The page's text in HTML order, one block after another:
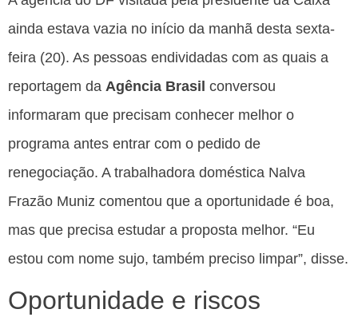
ainda estava vazia no início da manhã desta sexta-
feira (20). As pessoas endividadas com as quais a
reportagem da Agência Brasil conversou
informaram que precisam conhecer melhor o
programa antes entrar com o pedido de
renegociação. A trabalhadora doméstica Nalva
Frazão Muniz comentou que a oportunidade é boa,
mas que precisa estudar a proposta melhor. “Eu
estou com nome sujo, também preciso limpar”, disse.
Oportunidade e riscos